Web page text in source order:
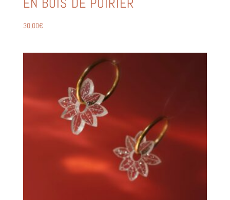
EN BOIS DE POIRIER
30,00€